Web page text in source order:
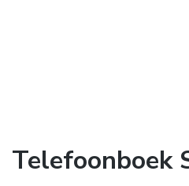
Telefoonboek